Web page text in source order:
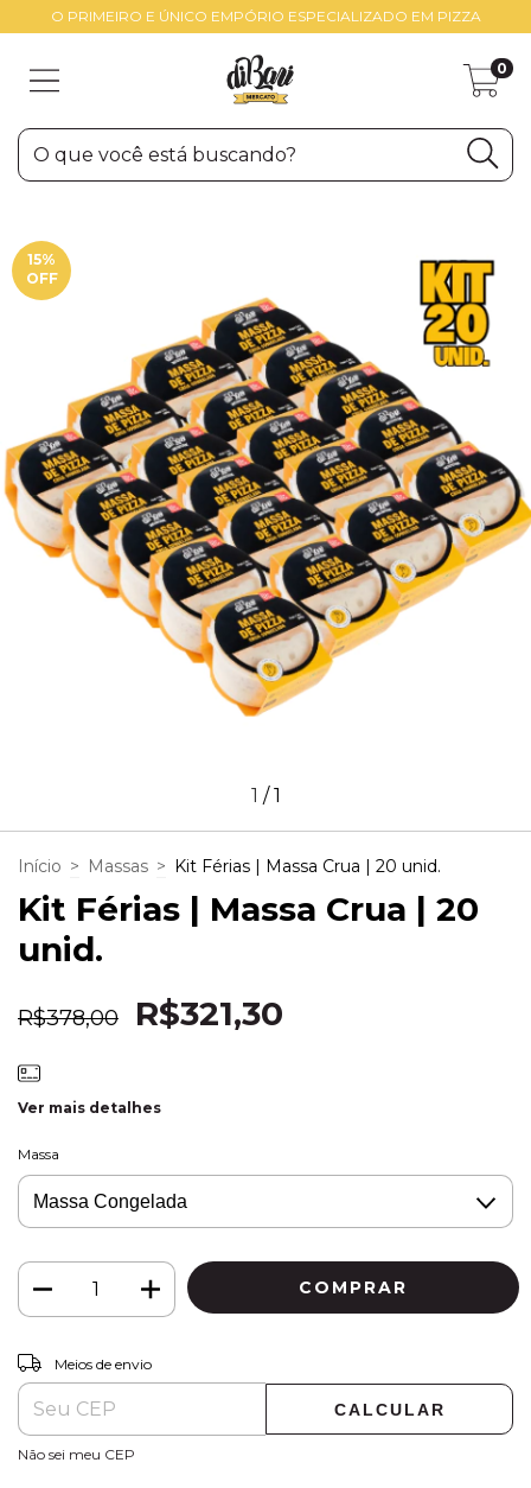
O PRIMEIRO E ÚNICO EMPÓRIO ESPECIALIZADO EM PIZZA
0
15%
OFF
1 /1
Início > Massas > Kit Férias | Massa Crua | 20 unid.
Kit Férias | Massa Crua | 20
unid.
R$378,00 R$321,30
Ver mais detalhes
Massa
Entregas para o CEP:
Meios de envio
CALCULAR
Não sei meu CEP